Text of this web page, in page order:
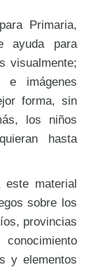
Primaria,
ayuda para
visualmente;
e imágenes
forma, sin
los niños
hasta
este material
sobre los
provincias
y elementos